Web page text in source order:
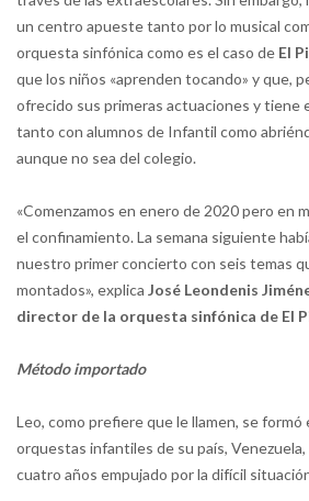
un centro apueste tanto por lo musical
orquesta sinfónica como es el caso de El
que los niños «aprenden tocando» y que,
ofrecido sus primeras actuaciones y tiene
tanto con alumnos de Infantil como
aunque no sea del colegio.
«Comenzamos en enero de 2020 pero en
el confinamiento. La semana siguiente
nuestro primer concierto con seis temas
montados», explica José Leondenis
director de la orquesta sinfónica de El
Método importado
Leo, como prefiere que le llamen, se formó
orquestas infantiles de su país,
cuatro años empujado por la difícil